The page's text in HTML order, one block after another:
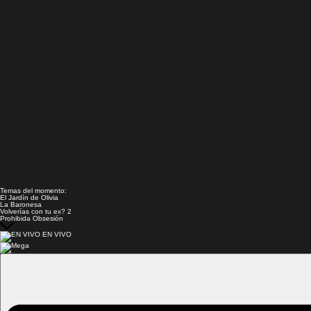
Temas del momento:
El Jardín de Olivia
La Baronesa
Volverías con tu ex? 2
Prohibida Obsesión
EN VIVO